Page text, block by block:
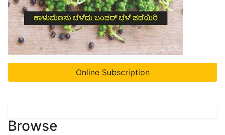
Online Subscription
Browse